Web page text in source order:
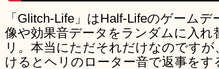
「Glitch-Life」はHalf-Lifeのゲーム
像や効果音データをランダムに入
リ。本当にただそれだけなのです
けるとヘリのローター音で返事を